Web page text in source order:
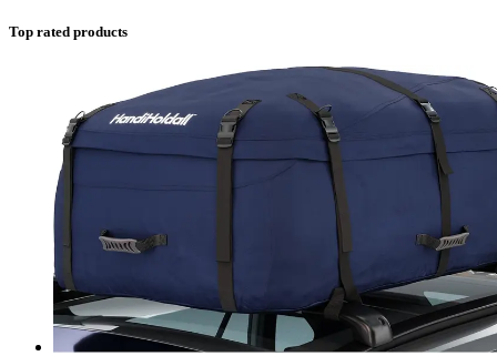
Top rated products